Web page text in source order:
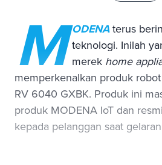
M ODENAterus
teknologi. Inilah
merek home
memperkenalkan produk robot
RV 6040 GXBK. Produk ini
produk MODENA IoT dan
kepada pelanggan saat